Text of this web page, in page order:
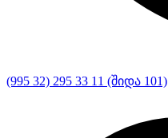
(995 32) 295 33 11 (შიდა 101)